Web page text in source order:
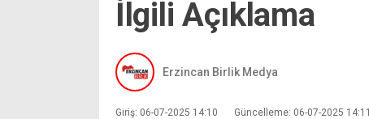
İlgili Açıklama
Erzincan Birlik Medya
Giriş: 06-07-2025 14:10 Güncelleme: 06-07-2025 14:11